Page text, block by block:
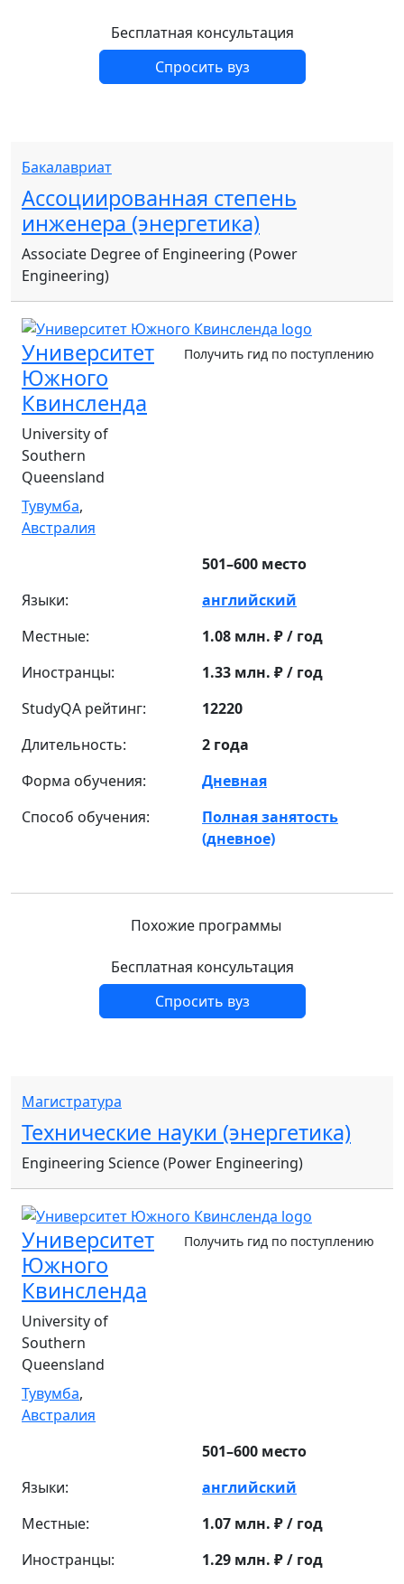
Бесплатная консультация
Спросить вуз
Бакалавриат
Ассоциированная степень
инженера (энергетика)
Associate Degree of Engineering (Power
Engineering)
Университет
Южного
Квинсленда
University of
Southern
Queensland
Тувумба,
Австралия
Получить гид по поступлению
501–600 место
Языки:
английский
Местные:
1.08 млн. ₽ / год
Иностранцы:
1.33 млн. ₽ / год
StudyQA рейтинг:
12220
Длительность:
2 года
Форма обучения:
Дневная
Способ обучения:
Полная занятость
(дневное)
Похожие программы
Бесплатная консультация
Спросить вуз
Магистратура
Технические науки (энергетика)
Engineering Science (Power Engineering)
Университет
Южного
Квинсленда
University of
Southern
Queensland
Тувумба,
Австралия
Получить гид по поступлению
501–600 место
Языки:
английский
Местные:
1.07 млн. ₽ / год
Иностранцы:
1.29 млн. ₽ / год